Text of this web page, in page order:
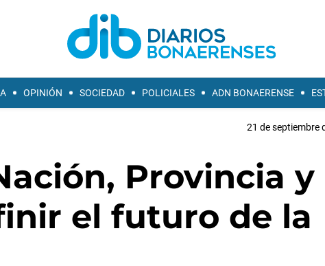
OPINIÓN SOCIEDAD POLICIALES ADN BONAERENSE
21 de septiembre
Provincia y
el futuro de la